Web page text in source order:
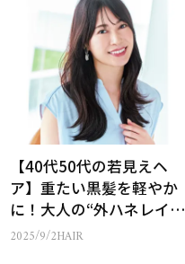
【40代50代の若見えヘ
ア】重たい黒髪を軽やか
に！大人の“外ハネレイヤ
ー”テク
2025/9/2HAIR